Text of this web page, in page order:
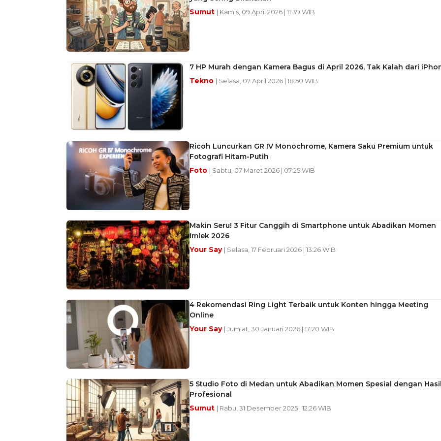
Sumut | Kamis, 09 April 2026 | 11:39 WIB
7 HP Murah dengan Kamera Bagus di April 2026, Tak Kalah dari
Tekno | Selasa, 07 April 2026 | 18:50 WIB
Ricoh Luncurkan GR IV Monochrome, Kamera Saku Premium untuk
Fotografi Hitam-Putih
Foto | Sabtu, 07 Maret 2026 | 07:25 WIB
Makin Seru! 3 Fitur Canggih di Smartphone untuk Abadikan Momen
Imlek 2026
Your Say | Selasa, 17 Februari 2026 | 13:26 WIB
4 Rekomendasi Ring Light Terbaik untuk Konten hingga Meeting
Online
Your Say | Jum'at, 30 Januari 2026 | 17:20 WIB
5 Studio Foto di Medan untuk Abadikan Momen Spesial dengan
Profesional
Sumut | Rabu, 31 Desember 2025 | 12:26 WIB